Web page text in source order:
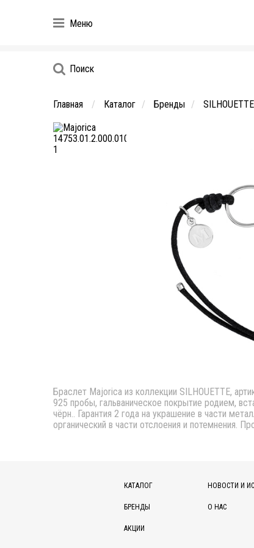
Меню
Поиск
Главная Каталог Бренды SILHOUETTE
Браслет Majorica из коллекции SILHOUETTE,
925 пробы, гальваническое покрытие родием,
чёрн.. Гарантия 2 года на украшение в части
органический в части отслоения и потемнения.
КАТАЛОГ
БРЕНДЫ
АКЦИИ
НОВОСТИ И
О НАС